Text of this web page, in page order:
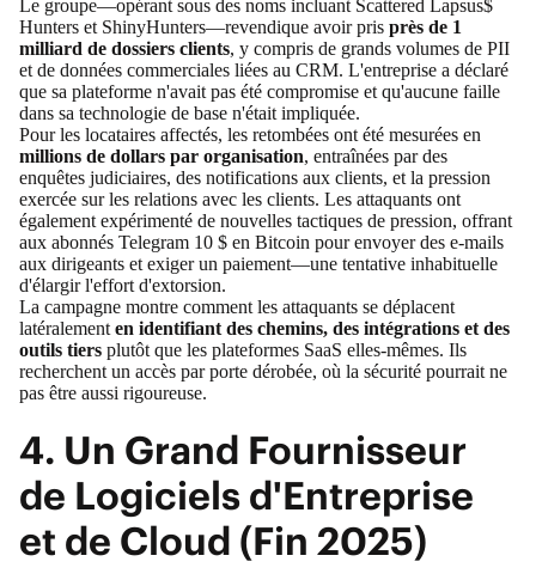
Le groupe—opérant sous des noms incluant Scattered Lapsus$
Hunters et ShinyHunters—revendique avoir pris près de 1
milliard de dossiers clients, y compris de grands volumes de PII
et de données commerciales liées au CRM. L'entreprise a déclaré
que sa plateforme n'avait pas été compromise et qu'aucune faille
dans sa technologie de base n'était impliquée.
Pour les locataires affectés, les retombées ont été mesurées en
millions de dollars par organisation, entraînées par des
enquêtes judiciaires, des notifications aux clients, et la pression
exercée sur les relations avec les clients. Les attaquants ont
également expérimenté de nouvelles tactiques de pression, offrant
aux abonnés Telegram 10 $ en Bitcoin pour envoyer des e-mails
aux dirigeants et exiger un paiement—une tentative inhabituelle
d'élargir l'effort d'extorsion.
La campagne montre comment les attaquants se déplacent
latéralement en identifiant des chemins, des intégrations et des
outils tiers plutôt que les plateformes SaaS elles-mêmes. Ils
recherchent un accès par porte dérobée, où la sécurité pourrait ne
pas être aussi rigoureuse.
4. Un Grand Fournisseur
de Logiciels d'Entreprise
et de Cloud (Fin 2025)